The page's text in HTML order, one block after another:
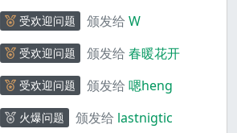
受欢迎问题 颁发给 W
受欢迎问题 颁发给 春暖花开
受欢迎问题 颁发给 嗯heng
火爆问题 颁发给 lastnigtic